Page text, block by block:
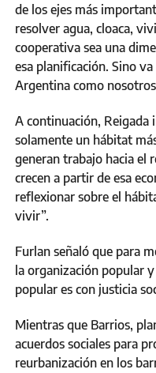
de los ejes más
resolver agua, cloaca,
cooperativa sea una
esa planificación. Sino
Argentina como nosotros
A continuación, Reigada
solamente un hábitat
generan trabajo hacia el
crecen a partir de esa
reflexionar sobre el
vivir”.
Furlan señaló que para
la organización popular
popular es con justicia
Mientras que Barrios,
acuerdos sociales para
reurbanización en los